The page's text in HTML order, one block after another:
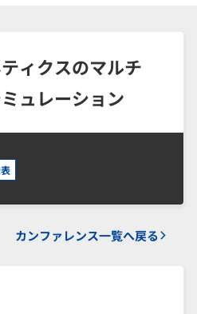
ィクスのマルチ
ュレーション
カンファレンス一覧へ戻る